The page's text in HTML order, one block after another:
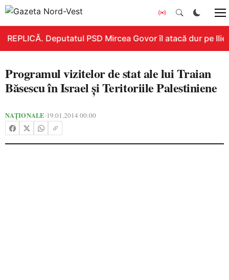
REPLICĂ. Deputatul PSD Mircea Govor îl atacă dur pe
Programul vizitelor de stat ale lui Traian
Băsescu în Israel şi Teritoriile Palestiniene
NAȚIONALE•19.01.2014 00:00